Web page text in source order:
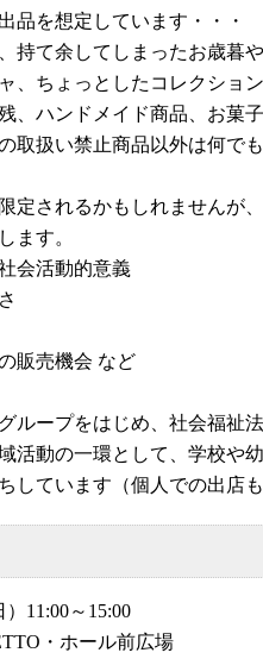
品を想定しています・・・
持て余してしまったお歳暮
、ちょっとしたコレクショ
、ハンドメイド商品、お菓
取扱い禁止商品以外は何でも
定されるかもしれませんが
ます。
会活動的意義
販売機会 など
ループをはじめ、社会福祉
活動の一環として、学校や
しています（個人での出店も
11:00～15:00
・ホール前広場